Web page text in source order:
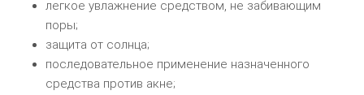
легкое увлажнение средством, не забивающим
поры;
защита от солнца;
последовательное применение назначенного
средства против акне;